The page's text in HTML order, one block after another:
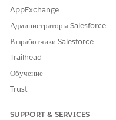
AppExchange
Администраторы Salesforce
Разработчики Salesforce
Trailhead
Обучение
Trust
SUPPORT & SERVICES